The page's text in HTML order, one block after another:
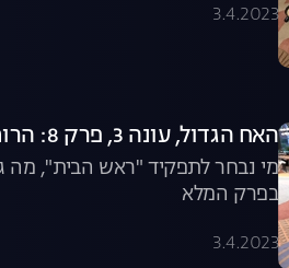
3.4.2023
האח הגדול, עונה 3, פרק 8: הרומן החדש של קארין והמועמדים להדחה
מי נבחר לתפקיד "ראש הבית", מה
בפרק המלא
3.4.2023